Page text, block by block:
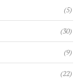
(5)
(30)
(9)
(22)